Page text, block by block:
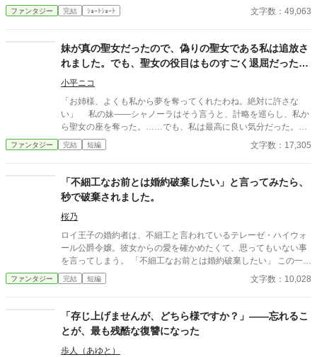
にすら参加させて貰えずに常に完璧な淑女を求められて教育をさ
れて来た。 16歳の成人の義を過ぎてから王子との婚約発表の場
て来て私との婚約を破棄して、男爵令嬢と婚約する事を選んだ。
マーテルリアの幼少からの血の滲むような努力は、一瞬で崩壊し
てしまった。 あぁ、今迄の苦労は一体なんの為に… もう…我慢し
なくても良いですよね？ この物語は、「虐げられる生活を曽祖母
の秘術でざまぁして差し上げますわ！」の続編です。 前作の登場
人物達も多数登場する予定です。 マーテルリアのイラストを変更
致しました。
ファンタジー 完結 ｼｮｰﾄｼｮｰﾄ 文字数：49,063
妹が真の聖女だったので、偽りの聖女である私は追放さ
れました。でも、聖女の役目はものすごく退屈だったの
で、最高に嬉しいです【完結】
小平ニコ
「お姉様、よくも私から夢を奪ってくれたわね。絶対に許さな
い」 私の妹――シャノーラはそう言うと、計略を巡らし、私か
ら聖女の座を奪った。……でも、私は最高に良い気分だった。だ
って私、もともと聖女なんかになりたくなかったから。 退職金
を貰い、大喜びで国を出た私は、『真の聖女』として国を守る立
て、一日の休みもなく国を守るのがどれだけ大変なことか、ちゃ
んと分かってるのかしら？ 案の定、シャノーラはよく理解して
いなかった。 聖女として役目を果たしていくのが、とてつもな
く困難な道であることを……
ファンタジー 完結 短編 文字数：17,305
「不細工なお前とは婚約破棄したい」と言ってみたら、
秒で破棄されました。
桜乃
ロイ王子の婚約者は、不細工と言われているテレーゼ・ハイウォ
ール公爵令嬢。彼女からの愛を確かめたくて、思ってもいない事
を言ってしまう。 「不細工なお前とは婚約破棄したい」 この一言
が重要な言葉だなんて思いもよらずに。 ※短編です。11/21に完
結いたします。 ※1回の投稿文字数は少な目です。 ※前半と後半
カー２」にて作成いたしました。 ❇❇❇❇❇❇❇❇❇ 2024年10月追
記 お読みいただき、ありがとうございます。 こちらの作品は完結
しておりますが、10月20日より「番外編 バストリー・アルマン
の事情」を追加投稿致しますので、一旦、表記が連載中になりま
ファンタジー 完結 短編 文字数：10,028
「存じ上げませんが、どちら様ですか？」——忘れるこ
とが、最も残酷な復讐になった
歩人（あゆと）